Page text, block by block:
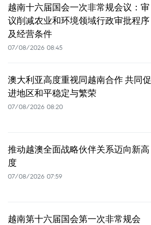
越南十六届国会一次非常规会议：审
议削减农业和环境领域行政审批程序
及经营条件
07/08/2026 08:45
澳大利亚高度重视同越南合作 共同促
进地区和平稳定与繁荣
07/08/2026 08:20
推动越澳全面战略伙伴关系迈向新高
度
07/08/2026 07:59
越南第十六届国会第一次非常规会